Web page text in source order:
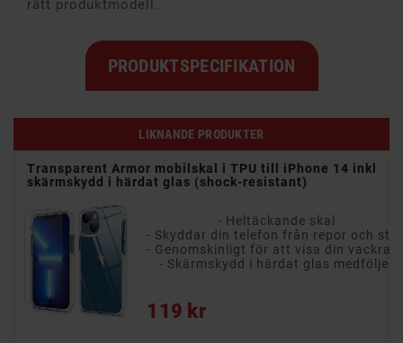
rätt produktmodell.
PRODUKTSPECIFIKATION
LIKNANDE PRODUKTER
Transparent Armor mobilskal i TPU till iPhone 14 inkl
skärmskydd i härdat glas (shock-resistant)
- Heltäckande skal
- Skärmskydd i härdat glas medföljer
119 kr
Pris